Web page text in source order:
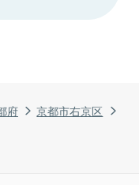
府
京都市右京区